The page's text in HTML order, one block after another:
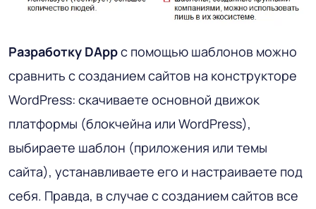
Разработку DAppс помощью шаблонов можно
сравнить с созданием сайтов на конструкторе
WordPress: скачиваете основной движок
платформы (блокчейна или WordPress),
выбираете шаблон (приложения или темы
сайта), устанавливаете его и настраиваете под
себя. Правда, в случае с созданием сайтов все